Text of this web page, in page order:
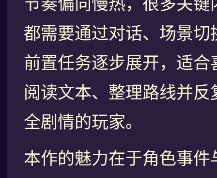
都需要通过对话、场景切
前置任务逐步展开，适合
阅读文本、整理路线并反
全剧情的玩家。
本作的魅力在于角色事件